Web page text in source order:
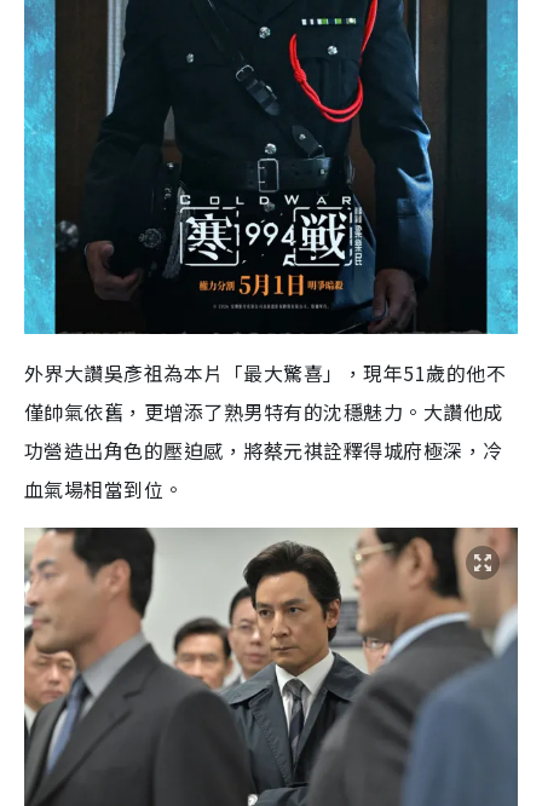
外界大讚吳彥祖為本片「最大驚喜」，現年51歲的他不
僅帥氣依舊，更增添了熟男特有的沈穩魅力。大讚他成
功營造出角色的壓迫感，將蔡元祺詮釋得城府極深，冷
血氣場相當到位。